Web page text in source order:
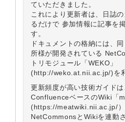
ていただきました。
これにより更新者は、日誌
るだけで 参加情報に記事を
す。
ドキュメントの格納には、
所様が開発されている
トリモジュール「WEKO」
(http://weko.at.nii.ac.jp/)を
更新頻度が高い技術ガイド
ConfluenceベースのWiki「
(https://meatwiki.nii.ac.jp/）
NetCommonsとWikiを連動